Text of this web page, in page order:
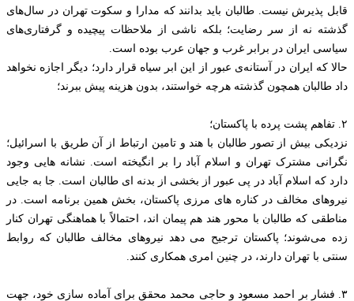
قابل پذیرش نیست. طالبان باید بدانند که مدارا و سکوت تهران در سال‌های
گذشته نه از سر رضایت؛ بلکه ناشی از ملاحظات پیچیده و گرفتاری‌های
سیاسی ایران در برابر غرب و جهان عرب بوده است.
حالا که ایران در آستانه‌ی عبور از این ابر سیاه قرار دارد؛ دیگر اجازه نخواهد
داد طالبان همچون گذشته هرچه خواستند، بدون هزینه پیش ببرند؛
۲. تفاهم پشت‌ پرده با پاکستان؛
نزدیکی بیش از تصور طالبان با هند و تامین ارتباط از آن طریق با اسرائیل؛
نگرانی مشترک تهران و اسلام آباد را بر انگیخته است. نشانه‌ هایی وجود
دارد که اسلام‌ آباد در پی عبور از بخشی از بدنه ای طالبان است. جا به جایی
نیروهای مخالف در کناره های مرزی پاکستان، بخش همین برنامه است. در
مناطقی که طالبان با محور هند هم‌ پیمان‌ اند، احتمالاً با هماهنگی تهران کنار
زده می‌شوند؛ پاکستان ترجیح می‌ دهد نیروهای مخالف طالبان که روابط
سنتی با تهران دارند، در چنین امری همکاری کنند.
۳. فشار بر احمد مسعود و حاجی محمد محقق برای آماده‌ سازی خود، جهت